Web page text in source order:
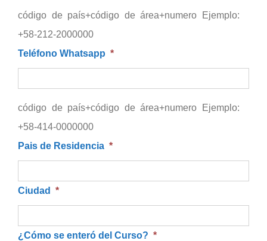
código de país+código de área+numero Ejemplo:
+58-212-2000000
Teléfono Whatsapp *
código de país+código de área+numero Ejemplo:
+58-414-0000000
Pais de Residencia *
Ciudad *
¿Cómo se enteró del Curso? *